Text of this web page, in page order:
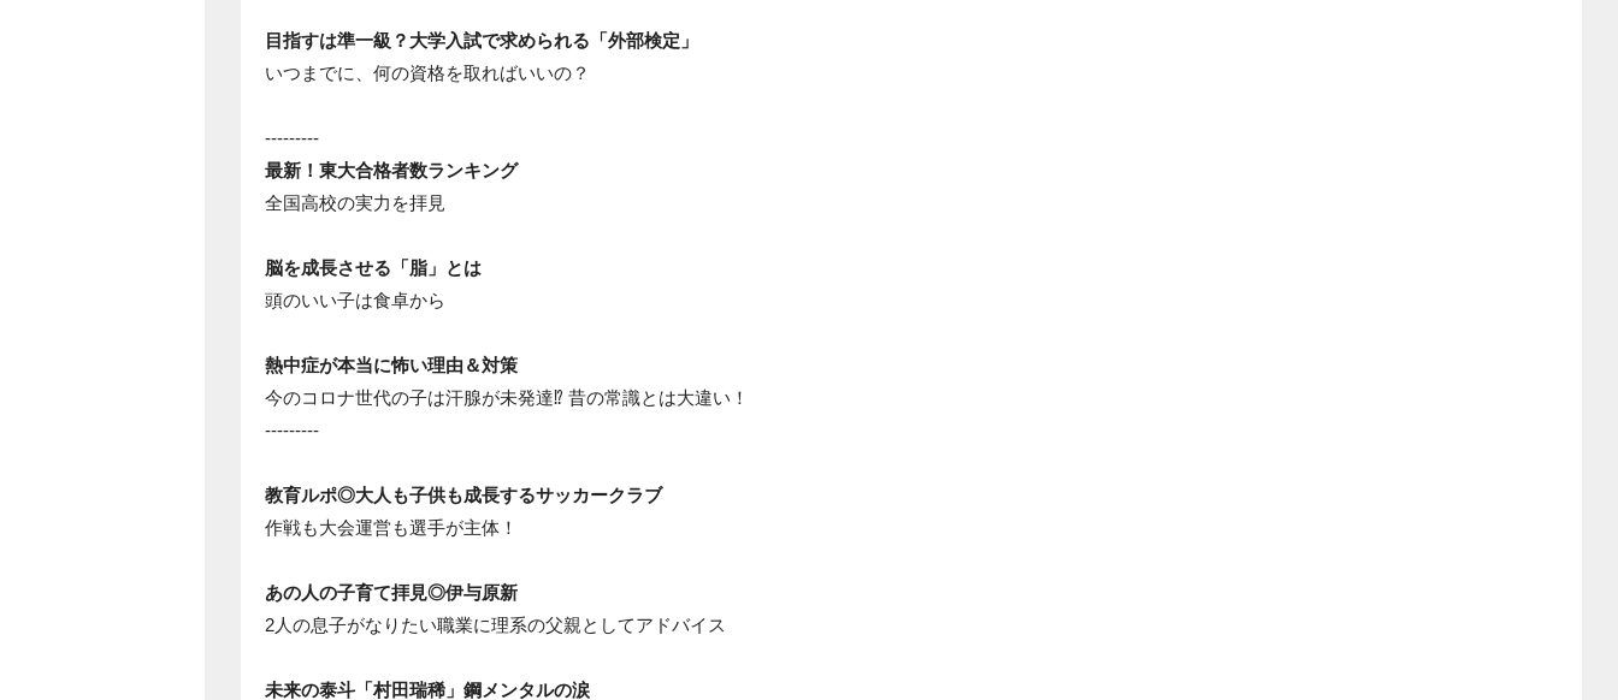
目指すは準一級？大学入試で求められる「外部検定」
いつまでに、何の資格を取ればいいの？
---------
最新！東大合格者数ランキング
全国高校の実力を拝見
脳を成長させる「脂」とは
頭のいい子は食卓から
熱中症が本当に怖い理由＆対策
今のコロナ世代の子は汗腺が未発達⁉ 昔の常識とは大違い！
---------
教育ルポ◎大人も子供も成長するサッカークラブ
作戦も大会運営も選手が主体！
あの人の子育て拝見◎伊与原新
2人の息子がなりたい職業に理系の父親としてアドバイス
未来の泰斗「村田瑞稀」鋼メンタルの涙